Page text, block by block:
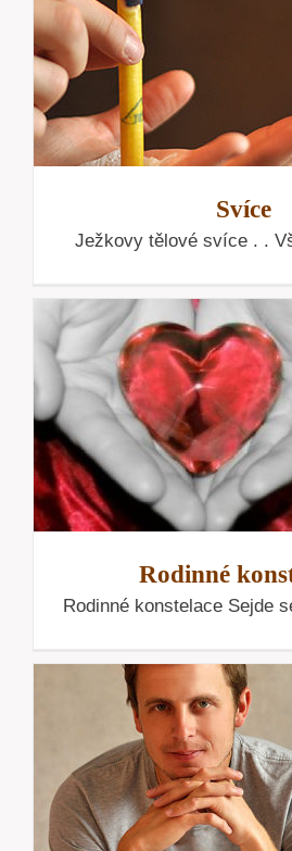
Svíce
Ježkovy tělové svíce . .
Rodinné
Rodinné konstelace Sejde